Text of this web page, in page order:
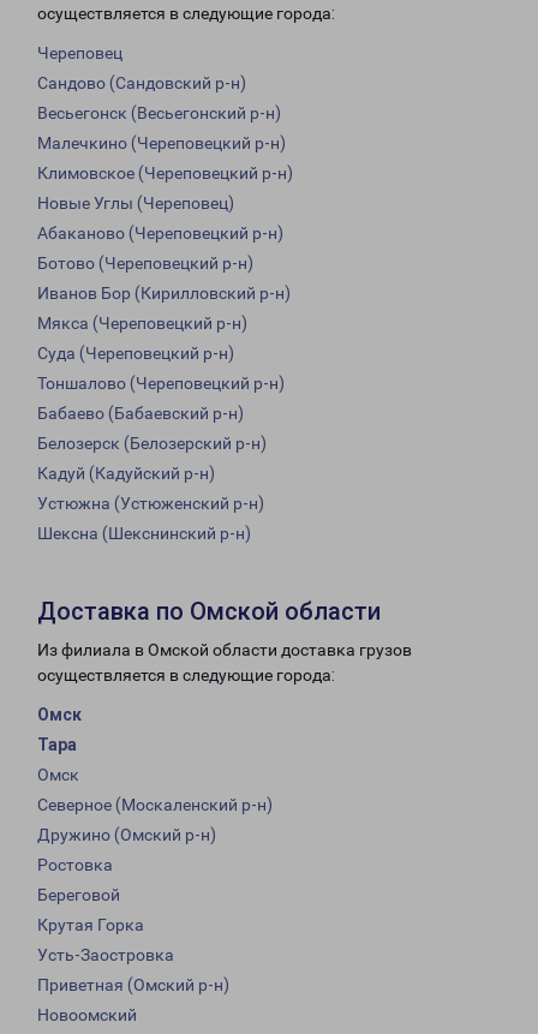
осуществляется в следующие города:
Череповец
Сандово (Сандовский р-н)
Весьегонск (Весьегонский р-н)
Малечкино (Череповецкий р-н)
Климовское (Череповецкий р-н)
Новые Углы (Череповец)
Абаканово (Череповецкий р-н)
Ботово (Череповецкий р-н)
Иванов Бор (Кирилловский р-н)
Мякса (Череповецкий р-н)
Суда (Череповецкий р-н)
Тоншалово (Череповецкий р-н)
Бабаево (Бабаевский р-н)
Белозерск (Белозерский р-н)
Кадуй (Кадуйский р-н)
Устюжна (Устюженский р-н)
Шексна (Шекснинский р-н)
Доставка по Омской области
Из филиала в Омской области доставка грузов
осуществляется в следующие города:
Омск
Тара
Омск
Северное (Москаленский р-н)
Дружино (Омский р-н)
Ростовка
Береговой
Крутая Горка
Усть-Заостровка
Приветная (Омский р-н)
Новоомский